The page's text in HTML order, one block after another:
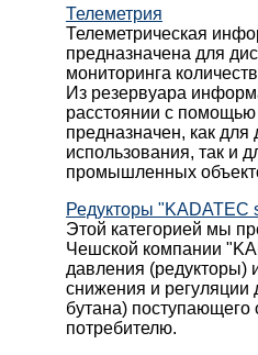
Телеметрия
Телеметрическая
предназначена для
мониторинга
Из резервуара
расстоянии с
предназначен, как
использования, так и
промышленных
Редукторы "KADATEC
Этой категорией мы
Чешской компании
давления (редукторы)
снижения и регуляции
бутана) поступающего
потребителю.